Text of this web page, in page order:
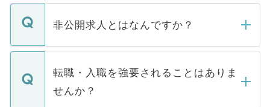
ご登録いただきましたら、弊社担当者がご
登録内容を確認し、その後メールもしくは
ます。通常、5営業日以内にはご連絡をせて
いただきますので、しばらくお待ちくださ
非公開求人とはなんですか？
マイナビDOCTORで取り扱っている求人の
うち約3割は、Webサイトからご覧いただ
けない「非公開求人」です。非公開求人は
下記の理由によって、一般には公開してい
転職・入職を強要されることはありま
せんか？